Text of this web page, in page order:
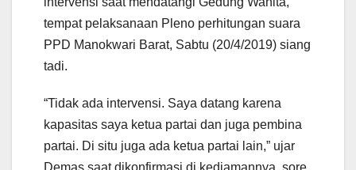
tempat pelaksanaan Pleno perhitungan suara
PPD Manokwari Barat, Sabtu (20/4/2019) siang
tadi.
“Tidak ada intervensi. Saya datang karena
kapasitas saya ketua partai dan juga pembina
partai. Di situ juga ada ketua partai lain,” ujar